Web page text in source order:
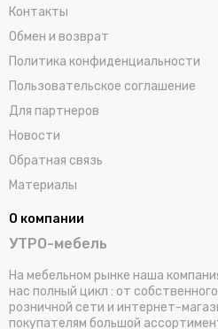
Контакты
Обмен и возврат
Политика конфиденциальности
Пользовательское соглашение
Для партнеров
Новости
Обратная связь
Материалы
О компании
УТРО-мебель
На мебельном рынке наша
нас полный цикл : от
розничной сети и интернет-
покупателям большой